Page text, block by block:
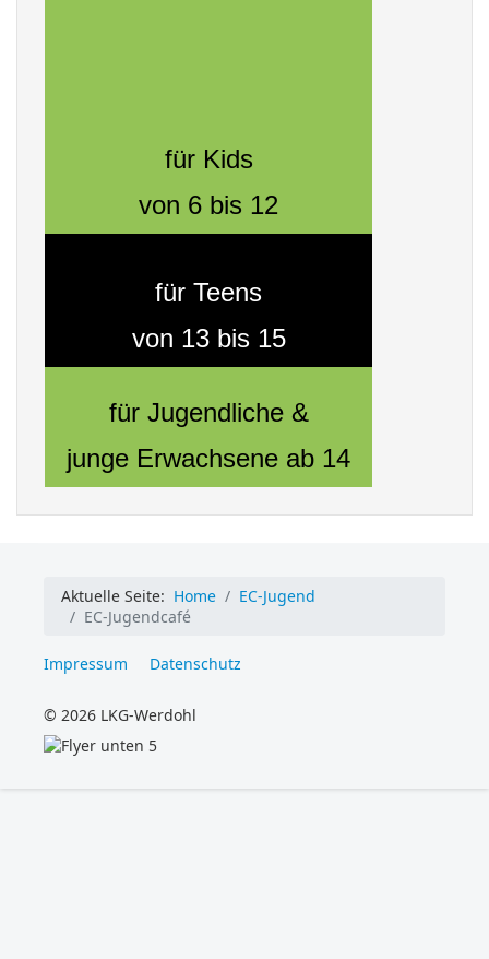
für Kids
von 6 bis 12
für Teens
von 13 bis 15
für Jugendliche &
junge Erwachsene ab 14
Aktuelle Seite: Home
EC-Jugend
EC-Jugendcafé
Impressum Datenschutz
© 2026 LKG-Werdohl